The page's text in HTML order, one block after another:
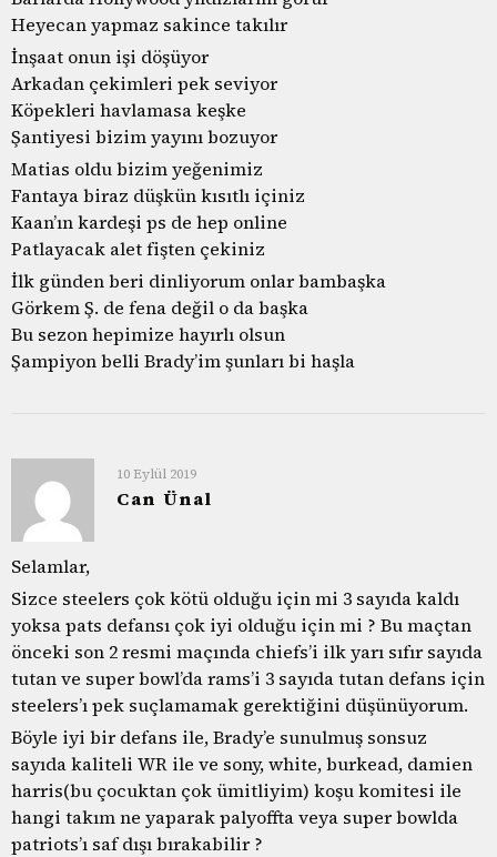
Heyecan yapmaz sakince takılır
İnşaat onun işi döşüyor
Arkadan çekimleri pek seviyor
Köpekleri havlamasa keşke
Şantiyesi bizim yayını bozuyor
Matias oldu bizim yeğenimiz
Fantaya biraz düşkün kısıtlı içiniz
Kaan’ın kardeşi ps de hep online
Patlayacak alet fişten çekiniz
İlk günden beri dinliyorum onlar bambaşka
Görkem Ş. de fena değil o da başka
Bu sezon hepimize hayırlı olsun
Şampiyon belli Brady’im şunları bi haşla
10 Eylül 2019
Can Ünal
Selamlar,
Sizce steelers çok kötü olduğu için mi 3 sayıda kaldı
yoksa pats defansı çok iyi olduğu için mi ? Bu maçtan
önceki son 2 resmi maçında chiefs’i ilk yarı sıfır sayıda
tutan ve super bowl’da rams’i 3 sayıda tutan defans için
steelers’ı pek suçlamamak gerektiğini düşünüyorum.
Böyle iyi bir defans ile, Brady’e sunulmuş sonsuz
sayıda kaliteli WR ile ve sony, white, burkead, damien
harris(bu çocuktan çok ümitliyim) koşu komitesi ile
hangi takım ne yaparak palyoffta veya super bowlda
patriots’ı saf dışı bırakabilir ?